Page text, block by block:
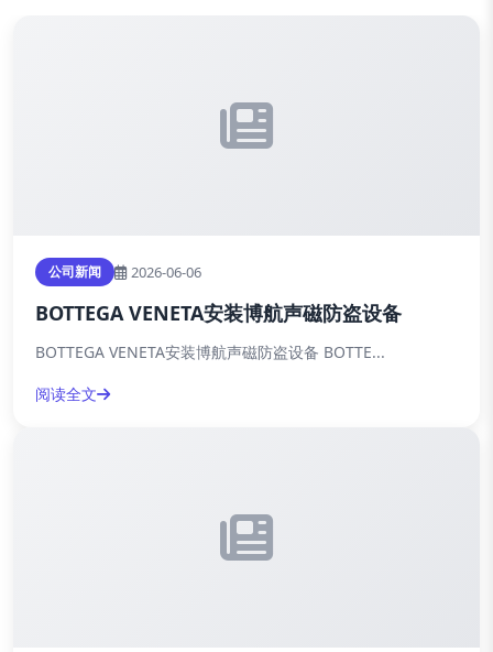
公司新闻 2026-06-06
BOTTEGA VENETA安装博航声磁防盗设备
BOTTEGA VENETA安装博航声磁防盗设备 BOTTE...
阅读全文